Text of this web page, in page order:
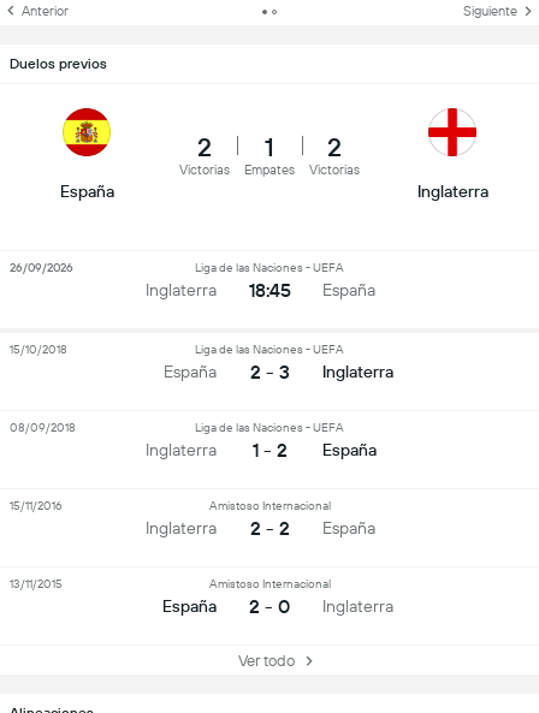
Anterior Siguiente
Duelos previos
España
2
Victorias
1
Empates
2
Victorias
Inglaterra
Inglaterra
Liga de las Naciones - UEFA
18:45 España
26/09/2026
España
Liga de las Naciones - UEFA
2 - 3 Inglaterra
15/10/2018
Inglaterra
Liga de las Naciones - UEFA
1 - 2 España
08/09/2018
Inglaterra
Amistoso Internacional
2 - 2 España
15/11/2016
España
Amistoso Internacional
2 - 0 Inglaterra
13/11/2015
Ver todo